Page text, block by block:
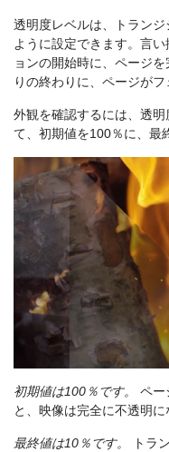
透明度レベルは、トラン
ように設定できます。言
ョンの開始時に、ページ
りの終わりに、ページがフ
外観を確認するには、透
て、初期値を100％に、最
初期値は100％です。
ペー
と、映像は完全に不透明に
最終値は10％です。
トラ